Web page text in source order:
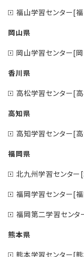
福山学習センター[
岡山県
岡山学習センター[
香川県
高松学習センター[
高知県
高知学習センター[
福岡県
北九州学習センタ
福岡学習センター[
福岡第二学習センタ
熊本県
熊本学習センター[